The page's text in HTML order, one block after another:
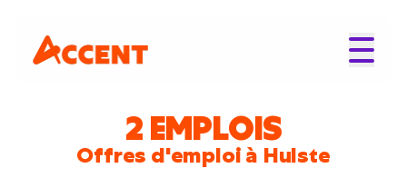
2 EMPLOIS
Offres d'emploi à Hulste